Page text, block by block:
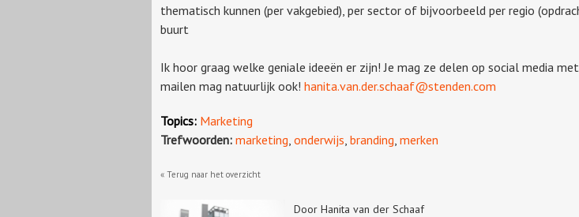
thematisch kunnen (per vakgebied), per sector of bijvoorbeeld per regio
buurt
Ik hoor graag welke geniale ideeën er zijn! Je mag ze delen op social media
mailen mag natuurlijk ook! hanita.van.der.schaaf@stenden.com
Topics: Marketing
Trefwoorden: marketing onderwijs branding merken
« Terug naar het overzicht
Door Hanita van der Schaaf